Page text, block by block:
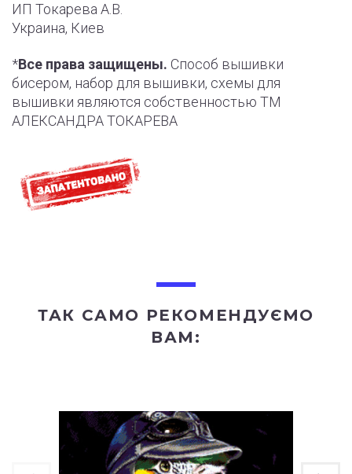
ИП Токарева А.В.
Украина, Киев
*Все права защищены. Способ вышивки
бисером, набор для вышивки, схемы для
вышивки являются собственностью ТМ
АЛЕКСАНДРА ТОКАРЕВА
ТАК САМО РЕКОМЕНДУЄМО
ВАМ: